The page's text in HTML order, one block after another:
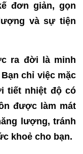
đơn giản, gọn
và sự tiện
ra đời là minh
chỉ việc mặc
tiết nhiệt độ có
được làm mát
lượng, tránh
khoẻ cho bạn.